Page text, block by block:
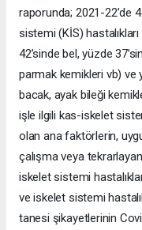
raporunda; 2021-22’de
sistemi (KİS)
42’sinde bel, yüzde
parmak kemikleri vb) ve
bacak, ayak bileği
işle ilgili kas-iskelet
olan ana faktörlerin,
çalışma veya
iskelet sistemi
ve iskelet sistemi
tanesi şikayetlerinin